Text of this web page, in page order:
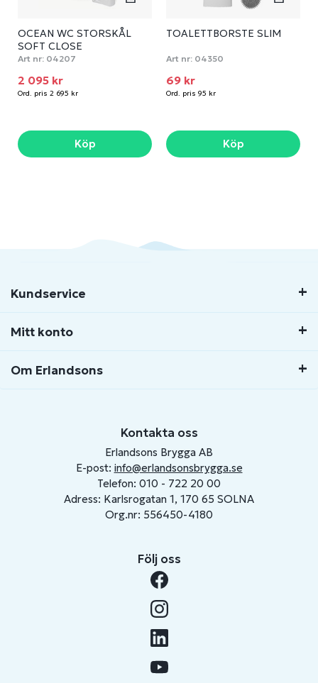
OCEAN WC STORSKÅL
SOFT CLOSE
Art nr: 04207
2 095 kr
Ord. pris 2 695 kr
Köp
TOALETTBORSTE SLIM
Art nr: 04350
69 kr
Ord. pris 95 kr
Köp
Kundservice
Mitt konto
Om Erlandsons
Kontakta oss
Erlandsons Brygga AB
E-post: info@erlandsonsbrygga.se
Telefon: 010 - 722 20 00
Adress: Karlsrogatan 1, 170 65 SOLNA
Org.nr: 556450-4180
Följ oss